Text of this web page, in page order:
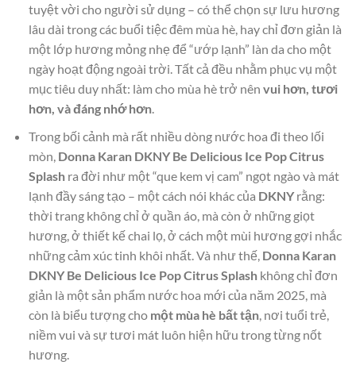
tuyệt vời cho người sử dụng – có thể chọn sự lưu hương
lâu dài trong các buổi tiệc đêm mùa hè, hay chỉ đơn giản là
một lớp hương mỏng nhẹ để “ướp lạnh” làn da cho một
ngày hoạt động ngoài trời. Tất cả đều nhằm phục vụ một
mục tiêu duy nhất: làm cho mùa hè trở nên vui hơn, tươi
hơn, và đáng nhớ hơn.
Trong bối cảnh mà rất nhiều dòng nước hoa đi theo lối
mòn, Donna Karan DKNY Be Delicious Ice Pop Citrus
Splashra đời như một “que kem vị cam” ngọt ngào và mát
lạnh đầy sáng tạo – một cách nói khác của DKNYrằng:
thời trang không chỉ ở quần áo, mà còn ở những giọt
hương, ở thiết kế chai lọ, ở cách một mùi hương gợi nhắc
những cảm xúc tinh khôi nhất. Và như thế, Donna Karan
DKNY Be Delicious Ice Pop Citrus Splashkhông chỉ đơn
giản là một sản phẩm nước hoa mới của năm 2025, mà
còn là biểu tượng cho một mùa hè bất tận, nơi tuổi trẻ,
niềm vui và sự tươi mát luôn hiện hữu trong từng nốt
hương.